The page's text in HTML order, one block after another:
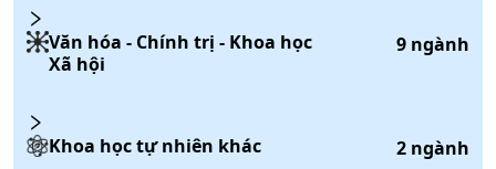
Văn hóa - Chính trị - Khoa học
Xã hội
9 ngành
Khoa học tự nhiên khác 2 ngành